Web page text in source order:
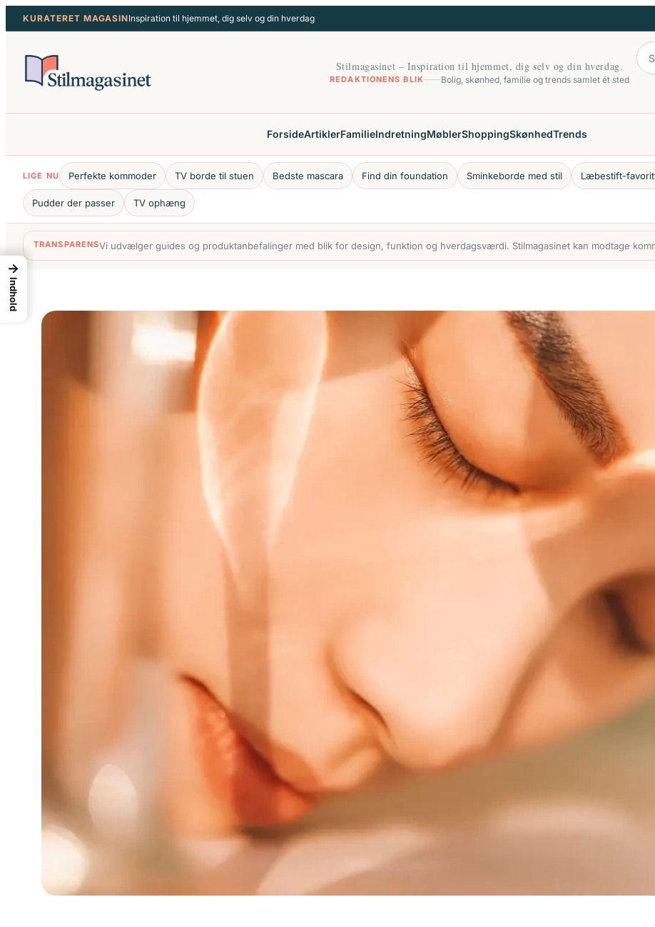
Spring
til
indhold
KURATERET MAGASINInspiration til hjemmet, dig selv og din hverdag
Stilmagasinet – Inspiration til hjemmet, dig selv og din hverdag.
REDAKTIONENS BLIK Bolig, skønhed, familie og trends samlet ét sted
ForsideArtiklerFamilieIndretningMøblerShoppingSkønhedTrends
LIGE NU Perfekte kommoder TV borde til stuen Bedste mascara Find din foundation Sminkeborde med stil Læbestift-
Pudder der passer TV ophæng
TRANSPARENSVi udvælger guides og produktanbefalinger med blik for design, funktion og hverdagsværdi. Stilmagasinet kan modtage
→
Indhold